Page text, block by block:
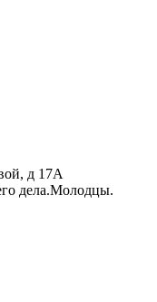
д 17А
дела.Молодцы.